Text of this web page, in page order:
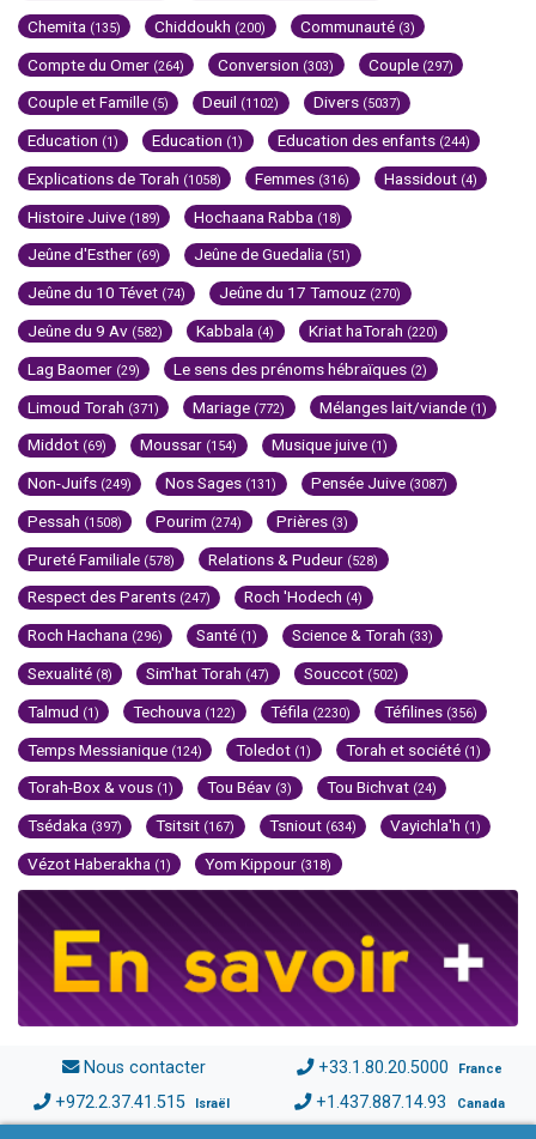
Chemita (135) Chiddoukh (200) Communauté (3)
Compte du Omer (264) Conversion (303) Couple (297)
Couple et Famille (5) Deuil (1102) Divers (5037)
Education (1) Education (1) Education des enfants (244)
Explications de Torah (1058) Femmes (316) Hassidout (4)
Histoire Juive (189) Hochaana Rabba (18)
Jeûne d'Esther (69) Jeûne de Guedalia (51)
Jeûne du 10 Tévet (74) Jeûne du 17 Tamouz (270)
Jeûne du 9 Av (582) Kabbala (4) Kriat haTorah (220)
Lag Baomer (29) Le sens des prénoms hébraïques (2)
Limoud Torah (371) Mariage (772) Mélanges lait/viande (1)
Middot (69) Moussar (154) Musique juive (1)
Non-Juifs (249) Nos Sages (131) Pensée Juive (3087)
Pessah (1508) Pourim (274) Prières (3)
Pureté Familiale (578) Relations & Pudeur (528)
Respect des Parents (247) Roch 'Hodech (4)
Roch Hachana (296) Santé (1) Science & Torah (33)
Sexualité (8) Sim'hat Torah (47) Souccot (502)
Talmud (1) Techouva (122) Téfila (2230) Téfilines (356)
Temps Messianique (124) Toledot (1) Torah et société (1)
Torah-Box & vous (1) Tou Béav (3) Tou Bichvat (24)
Tsédaka (397) Tsitsit (167) Tsniout (634) Vayichla'h (1)
Vézot Haberakha (1) Yom Kippour (318)
Nous contacter +33.1.80.20.5000 France
+972.2.37.41.515 Israël +1.437.887.14.93 Canada